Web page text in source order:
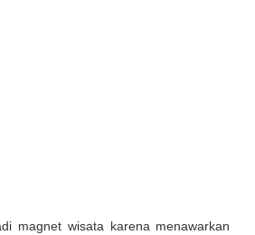
magnet wisata karena menawarkan